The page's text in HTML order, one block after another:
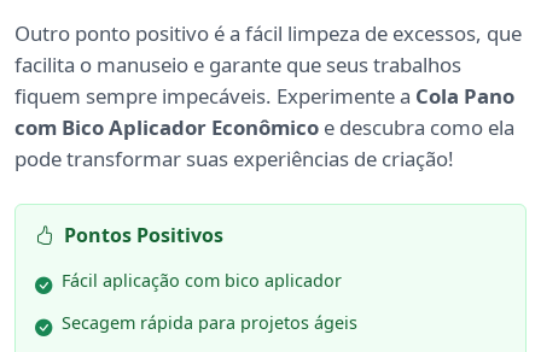
Outro ponto positivo é a fácil limpeza de excessos, que
facilita o manuseio e garante que seus trabalhos
fiquem sempre impecáveis. Experimente a Cola Pano
com Bico Aplicador Econômico e descubra como ela
pode transformar suas experiências de criação!
Pontos Positivos
Fácil aplicação com bico aplicador
Secagem rápida para projetos ágeis